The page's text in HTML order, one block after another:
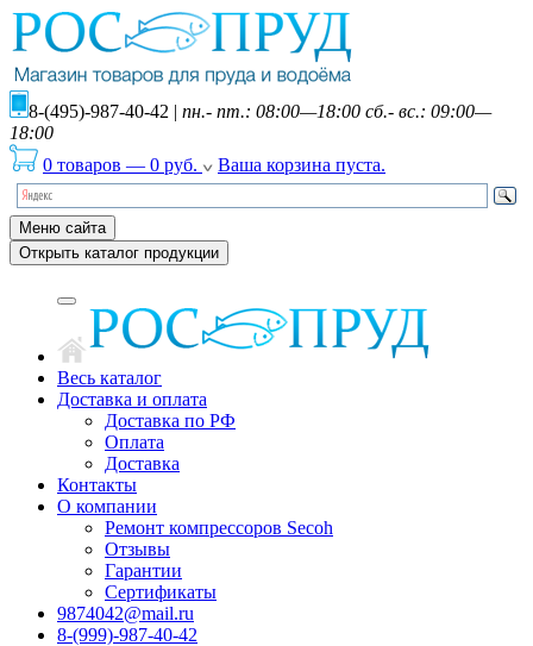
8-(495)-987-40-42 | пн.- пт.: 08:00—18:00 сб.- вс.: 09:00—
18:00
0 товаров — 0 руб. Ваша корзина пуста.
Меню сайта
Открыть каталог продукции
Весь каталог
Доставка и оплата
Доставка по РФ
Оплата
Доставка
Контакты
О компании
Ремонт компрессоров Secoh
Отзывы
Гарантии
Сертификаты
9874042@mail.ru
8-(999)-987-40-42